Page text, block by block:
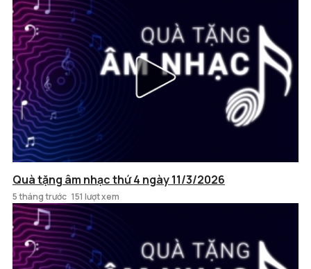
Quà tặng âm nhạc thứ 4 ngày 11/3/2026
5 tháng trước 151 lượt xem